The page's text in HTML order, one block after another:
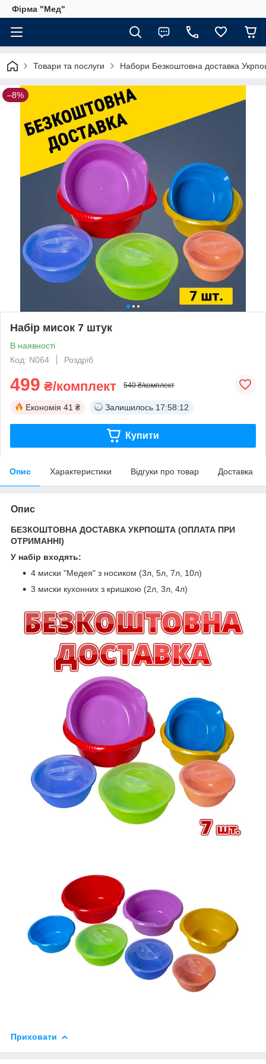
Фірма "Мед"
Товари та послуги Набори Безкоштовна доставка
–8%
Набір мисок 7 штук
В наявності
Код: N064
Роздріб
499 ₴/комплект 540 ₴/комплект
Економія 41 ₴ Залишилось 17:58:11
Купити
Опис Характеристики Відгуки про товар Доставка
Опис
БЕЗКОШТОВНА ДОСТАВКА УКРПОШТА (ОПЛАТА ПРИ
ОТРИМАННІ)
У набір входять:
4 миски "Медея" з носиком (3л, 5л, 7л, 10л)
3 миски кухонних з кришкою (2л, 3л, 4л)
Приховати